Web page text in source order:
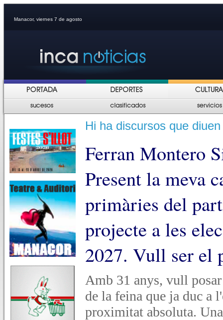
Manacor, viernes 7 de agosto
Hi ha discursos que
Ferran Montero
Present la meva
primàries del
projecte a les
2027. Vull ser el
Amb 31 anys, vull
de la feina que ja duc a
proximitat absoluta.